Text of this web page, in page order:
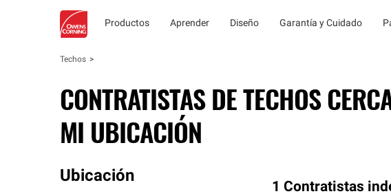
Productos Aprender Diseño Garantía y Cuidado
Techos
CONTRATISTAS DE TECHOS
MI UBICACIÓN
Ubicación
1 Contratistas